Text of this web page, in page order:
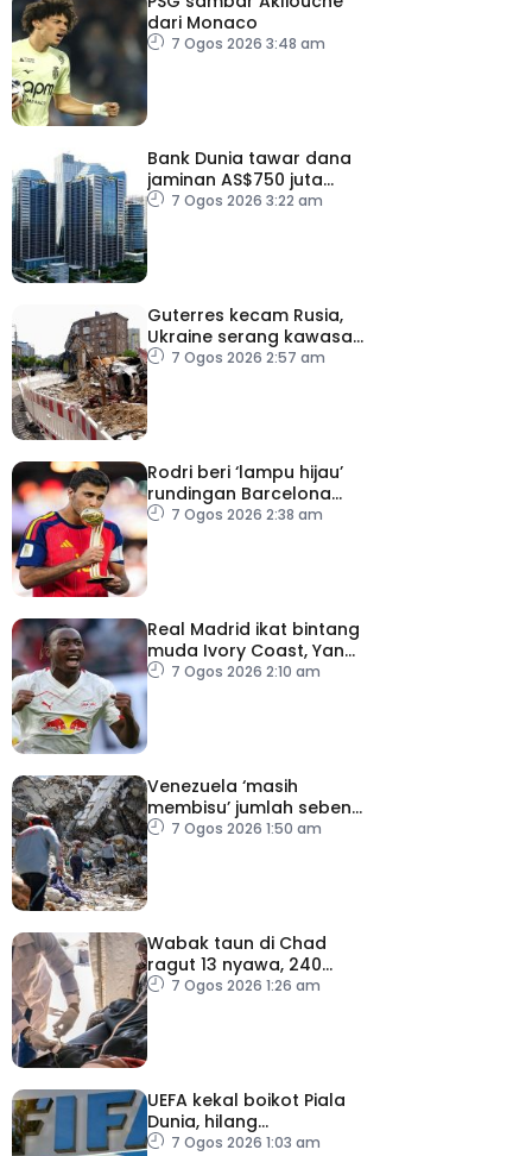
dari Monaco
7 Ogos 2026 3:48 am
Bank Dunia tawar dana
jaminan AS$750 juta
kepada Indonesia bantu
7 Ogos 2026 3:22 am
Guterres kecam Rusia,
Ukraine serang kawasan
awam7 Ogos 2026 2:57 am
Rodri beri ‘lampu hijau’
rundingan Barcelona
dengan Man City
7 Ogos 2026 2:38 am
Real Madrid ikat bintang
muda Ivory Coast, Yan
Diomande
7 Ogos 2026 2:10 am
Venezuela ‘masih
membisu’ jumlah sebenar
mangsa hilang dalam
7 Ogos 2026 1:50 am
Wabak taun di Chad
ragut 13 nyawa, 240
dijangkiti
7 Ogos 2026 1:26 am
UEFA kekal boikot Piala
Dunia, hilang
kepercayaan kepada
7 Ogos 2026 1:03 am